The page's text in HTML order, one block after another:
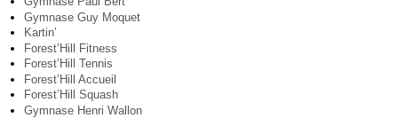
Gymnase Guy Moquet
Kartin’
Forest’Hill Fitness
Forest’Hill Tennis
Forest’Hill Accueil
Forest’Hill Squash
Gymnase Henri Wallon